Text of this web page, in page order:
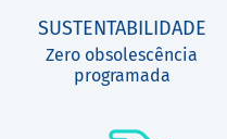
SUSTENTABILIDADE
Zero obsolescência
programada